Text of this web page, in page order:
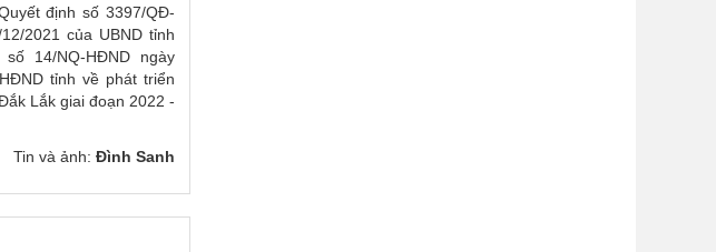
định số 3397/QĐ-
2021 của UBND tỉnh
14/NQ-HĐND ngày
tỉnh về phát triển
Lắk giai đoạn 2022 -
Tin và ảnh: Đình Sanh